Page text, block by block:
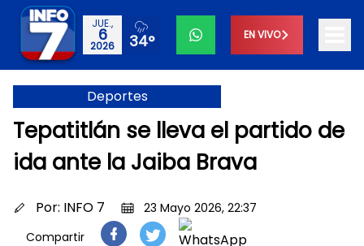
JUE.,
6
2026 34° EN VIVO
Deportes
Tepatitlán se lleva el partido de
ida ante la Jaiba Brava
Por: INFO 7
23 Mayo 2026, 22:37
Compartir